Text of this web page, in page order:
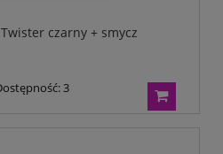
czarny + smycz
3